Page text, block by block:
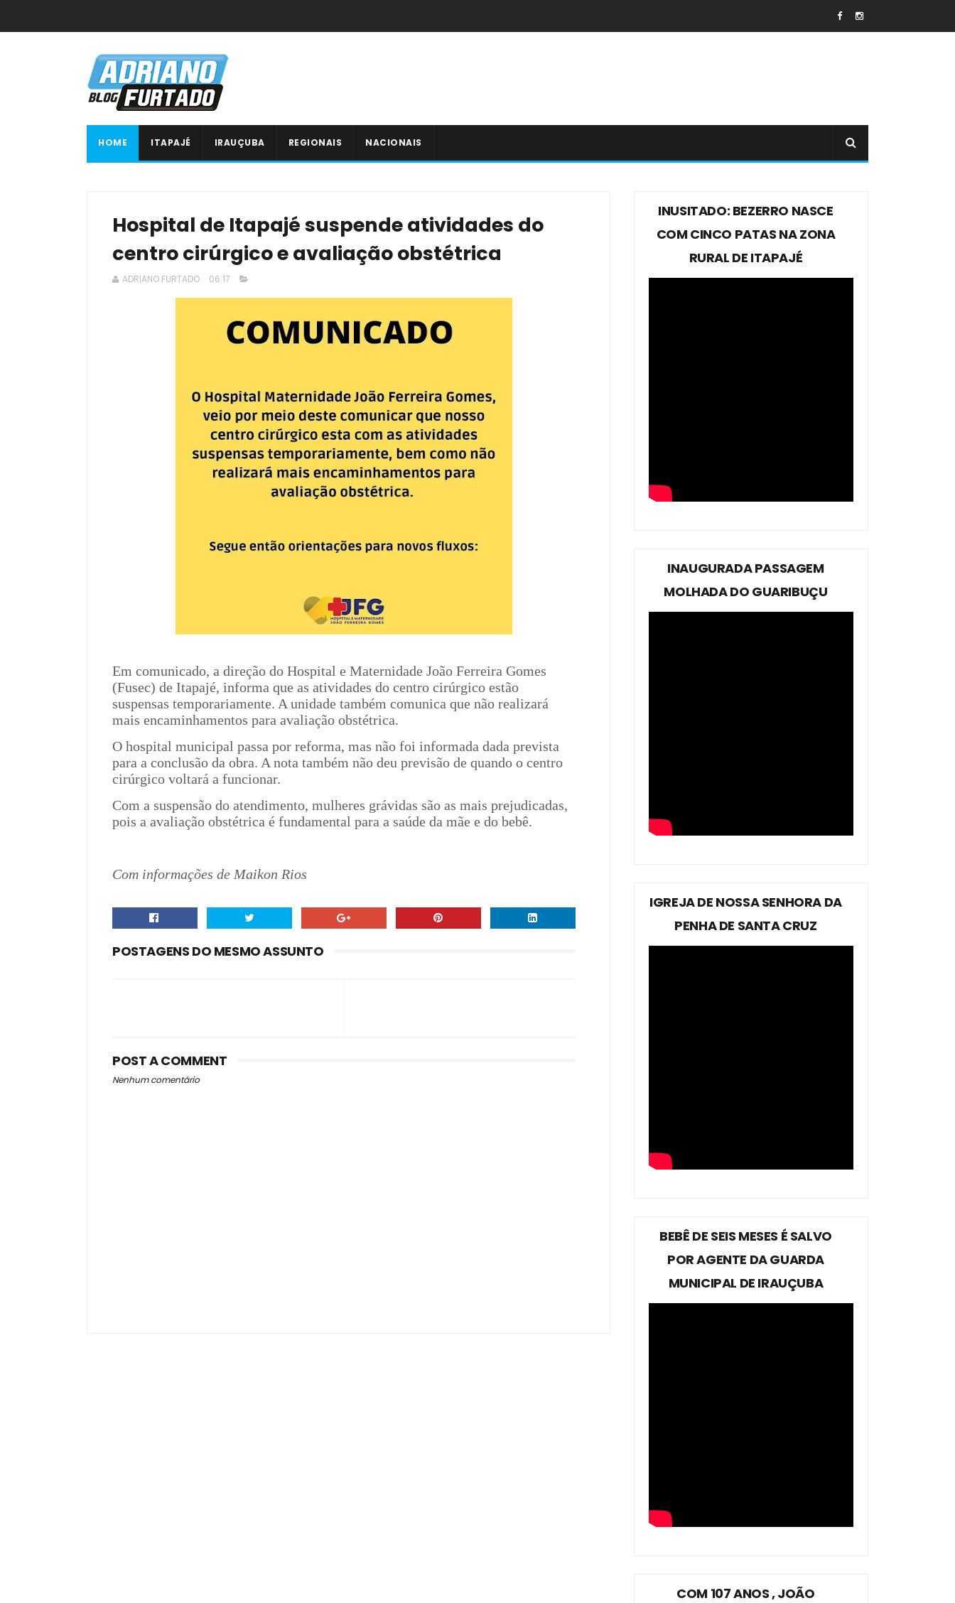
HOME ITAPAJÉ IRAUÇUBA REGIONAIS NACIONAIS
Hospital de Itapajé suspende atividades do
centro cirúrgico e avaliação obstétrica
ADRIANO FURTADO 06:17
Em comunicado, a direção do Hospital e Maternidade João Ferreira Gomes
(Fusec) de Itapajé, informa que as atividades do centro cirúrgico estão
suspensas temporariamente. A unidade também comunica que não realizará
mais encaminhamentos para avaliação obstétrica.
O hospital municipal passa por reforma, mas não foi informada dada prevista
para a conclusão da obra. A nota também não deu previsão de quando o centro
cirúrgico voltará a funcionar.
Com a suspensão do atendimento, mulheres grávidas são as mais prejudicadas,
pois a avaliação obstétrica é fundamental para a saúde da mãe e do bebê.
Com informações de Maikon Rios
POSTAGENS DO MESMO ASSUNTO
POST A COMMENT
Nenhum comentário
INUSITADO: BEZERRO NASCE
COM CINCO PATAS NA ZONA
RURAL DE ITAPAJÉ
INAUGURADA PASSAGEM
MOLHADA DO GUARIBUÇU
IGREJA DE NOSSA SENHORA DA
PENHA DE SANTA CRUZ
BEBÊ DE SEIS MESES É SALVO
POR AGENTE DA GUARDA
MUNICIPAL DE IRAUÇUBA
COM 107 ANOS , JOÃO